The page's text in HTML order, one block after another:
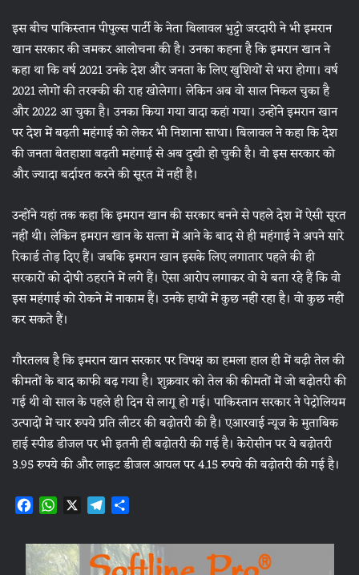
इस बीच पाकिस्‍तान पीपुल्‍स पार्टी के नेता बिलावल भुट्टो जरदारी ने भी इमरान
खान सरकार की जमकर आलोचना की है। उनका कहना है कि इमरान खान ने
कहा था कि वर्ष 2021 उनके देश और जनता के लिए खुशियों से भरा होगा। वर्ष
2021 लोगों की तरक्‍की की राह खोलेगा। लेकिन अब वो साल निकल चुका है
और 2022 आ चुका है। उनका किया गया वादा कहां गया। उन्‍होंने इमरान खान
पर देश में बढ़ती महंगाई को लेकर भी निशाना साधा। बिलावल ने कहा कि देश
की जनता बेतहाशा बढ़ती महंगाई से अब दुखी हो चुकी है। वो इस सरकार को
और ज्‍यादा बर्दाश्‍त करने की सूरत में नहीं है।
उन्‍होंने यहां तक कहा कि इमरान खान की सरकार बनने से पहले देश में ऐसी सूरत
नहीं थी। लेकिन इमरान खान के सत्‍ता में आने के बाद से ही महंगाई ने अपने सारे
रिकार्ड तोड़ दिए हैं। जबकि इमरान खान इसके लिए लगातार पहले की ही
सरकारों को दोषी ठहराने में लगे हैं। ऐसा आरोप लगाकर वो ये बता रहे हैं कि वो
इस महंगाई को रोकने में नाकाम हैं। उनके हाथों में कुछ नहीं रहा है। वो कुछ नहीं
कर सकते हैं।
गौरतलब है कि इमरान खान सरकार पर विपक्ष का हमला हाल ही में बढ़ी तेल की
कीमतों के बाद काफी बढ़ गया है। शुक्रवार को तेल की कीमतों में जो बढ़ोतरी की
गई थी वो साल के पहले ही दिन से लागू हो गई। पाकिस्‍तान सरकार ने पेट्रोलियम
उत्‍पादों में चार रुपये प्रति लीटर की बढ़ोतरी की है। एआरवाई न्‍यूज के मुताबिक
हाई स्‍पीड डीजल पर भी इतनी ही बढ़ोतरी की गई है। केरोसीन पर ये बढ़ोतरी
3.95 रुपये की और लाइट डीजल आयल पर 4.15 रुपये की बढ़ोतरी की गई है।
F
c
e
W
a
t
X T
l
e
a
r